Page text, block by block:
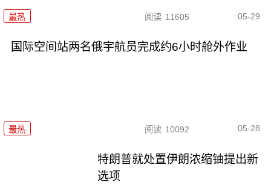
最热 阅读 11605 05-29
国际空间站两名俄宇航员完成约6小时舱外作业
最热 阅读 10092 05-28
特朗普就处置伊朗浓缩铀提出新
选项